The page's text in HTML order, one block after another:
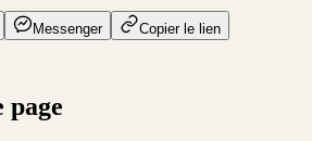
Messenger Copier le lien